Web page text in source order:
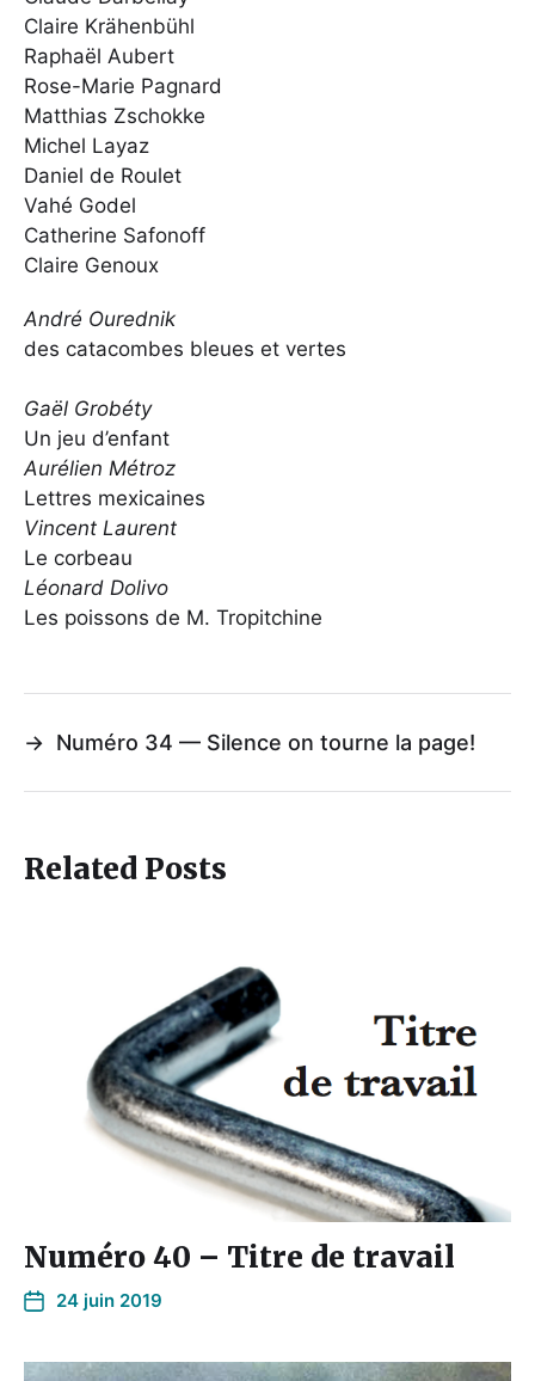
Claire Krähenbühl
Raphaël Aubert
Rose-Marie Pagnard
Matthias Zschokke
Michel Layaz
Daniel de Roulet
Vahé Godel
Catherine Safonoff
Claire Genoux
André Ourednik
des catacombes bleues et vertes
Gaël Grobéty
Un jeu d’enfant
Aurélien Métroz
Lettres mexicaines
Vincent Laurent
Le corbeau
Léonard Dolivo
Les poissons de M. Tropitchine
→ Numéro 34 — Silence on tourne la page!
Related Posts
Numéro 40 – Titre de travail
24 juin 2019